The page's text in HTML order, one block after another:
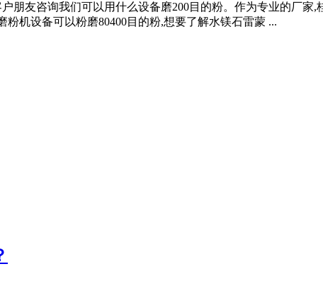
朋友咨询我们可以用什么设备磨200目的粉。作为专业的厂家,
机设备可以粉磨80400目的粉,想要了解水镁石雷蒙 ...